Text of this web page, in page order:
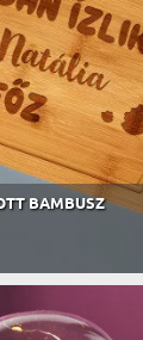
BAMBUSZ